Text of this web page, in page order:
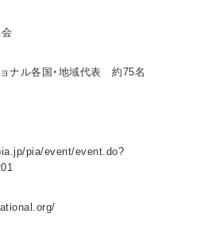
ナル各国・地域代表 約75名
pia/event/event.do?